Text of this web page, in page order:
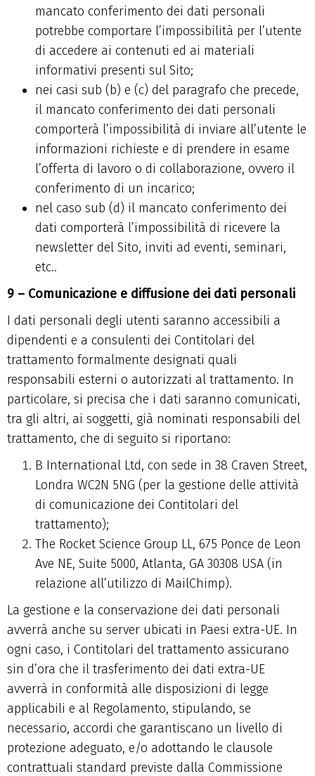
mancato conferimento dei dati personali
potrebbe comportare l’impossibilità per l’utente
di accedere ai contenuti ed ai materiali
informativi presenti sul Sito;
nei casi sub (b) e (c) del paragrafo che precede,
il mancato conferimento dei dati personali
comporterà l’impossibilità di inviare all’utente le
informazioni richieste e di prendere in esame
l’offerta di lavoro o di collaborazione, ovvero il
conferimento di un incarico;
nel caso sub (d) il mancato conferimento dei
dati comporterà l’impossibilità di ricevere la
newsletter del Sito, inviti ad eventi, seminari,
etc..
9 – Comunicazione e diffusione dei dati personali
I dati personali degli utenti saranno accessibili a
dipendenti e a consulenti dei Contitolari del
trattamento formalmente designati quali
responsabili esterni o autorizzati al trattamento. In
particolare, si precisa che i dati saranno comunicati,
tra gli altri, ai soggetti, già nominati responsabili del
trattamento, che di seguito si riportano:
B International Ltd, con sede in 38 Craven Street,
Londra WC2N 5NG (per la gestione delle attività
di comunicazione dei Contitolari del
trattamento);
The Rocket Science Group LL, 675 Ponce de Leon
Ave NE, Suite 5000, Atlanta, GA 30308 USA (in
relazione all’utilizzo di MailChimp).
La gestione e la conservazione dei dati personali
avverrà anche su server ubicati in Paesi extra-UE. In
ogni caso, i Contitolari del trattamento assicurano
sin d’ora che il trasferimento dei dati extra-UE
avverrà in conformità alle disposizioni di legge
applicabili e al Regolamento, stipulando, se
necessario, accordi che garantiscano un livello di
protezione adeguato, e/o adottando le clausole
contrattuali standard previste dalla Commissione